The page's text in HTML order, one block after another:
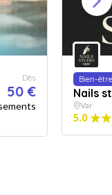
Dès
50 €
Bien-être
Nails
Var
5.0